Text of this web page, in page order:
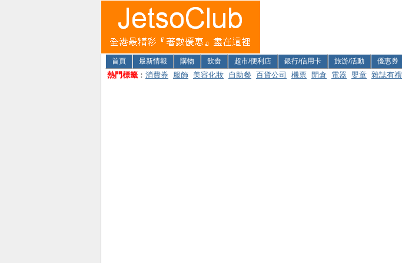
首頁 最新情報 購物 飲食 超市/便利店 銀行/信用卡 旅游/活動 優惠券
熱門標籤 ： 消費券 服飾 美容化妝 自助餐 百貨公司 機票 開倉 電器 嬰童 雜誌有禮